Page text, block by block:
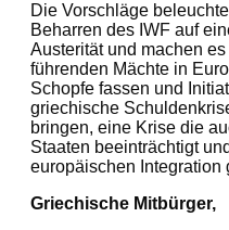
Die Vorschläge
Beharren des IWF auf
Austerität und machen
führenden Mächte in
Schopfe fassen und
griechische
bringen, eine Krise die
Staaten beeinträchtigt
europäischen Integration
Griechische Mitbürger,